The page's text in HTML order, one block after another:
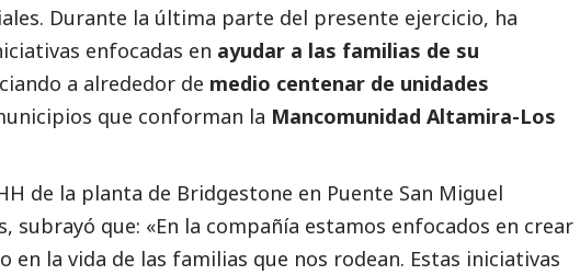
Durante la última parte del presente ejercicio, ha
enfocadas en ayudar a las familias de su
a alrededor de medio centenar de unidades
que conforman la Mancomunidad Altamira-Los
de la planta de Bridgestone en Puente San Miguel
subrayó que: «En la compañía estamos enfocados en crear
en la vida de las familias que nos rodean. Estas iniciativas